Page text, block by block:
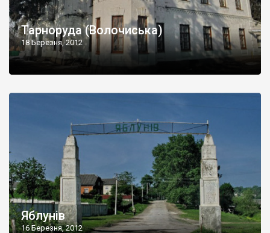
Тарноруда (Волочиська)
18 Березня, 2012
Яблунів
16 Березня, 2012